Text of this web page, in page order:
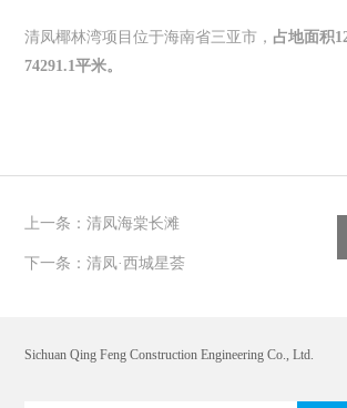
清凤椰林湾项目位于海南省三亚市， 占地面积
74291.1平米。
上一条：清凤海棠长滩
下一条：清凤·西城星荟
Sichuan Qing Feng Construction Engineering Co., Ltd.